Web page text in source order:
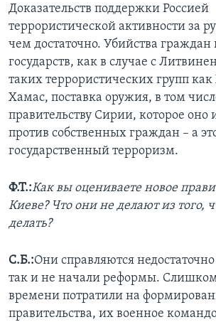
Доказательств поддержки Россией
террористической активности за
чем достаточно. Убийства
государств, как в случае с
таких террористических групп как
Хамас, поставка оружия, в том
правительству Сирии, которое оно
против собственных граждан – а
государственный терроризм.
Ф.Т.:Как вы оцениваете новое
Киеве? Что они не делают из того,
делать?
С.Б.:Они справляются
так и не начали реформы.
времени потратили на
правительства, их военное